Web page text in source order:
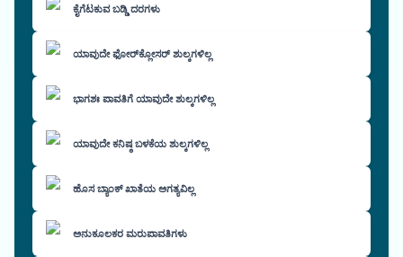
ಕೈಗೆಟಕುವ ಬಡ್ಡಿ ದರಗಳು
ಯಾವುದೇ ಫೋರ್‌ಕ್ಲೋಸರ್ ಶುಲ್ಕಗಳಿಲ್ಲ
ಭಾಗಶಃ ಪಾವತಿಗೆ ಯಾವುದೇ ಶುಲ್ಕಗಳಿಲ್ಲ
ಯಾವುದೇ ಕನಿಷ್ಠ ಬಳಕೆಯ ಶುಲ್ಕಗಳಿಲ್ಲ
ಹೊಸ ಬ್ಯಾಂಕ್ ಖಾತೆಯ ಅಗತ್ಯವಿಲ್ಲ
ಅನುಕೂಲಕರ ಮರುಪಾವತಿಗಳು